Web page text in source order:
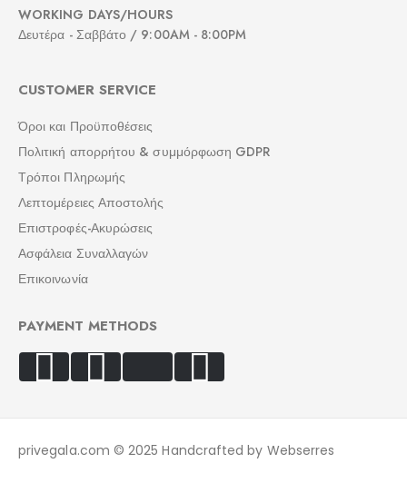
WORKING DAYS/HOURS
Δευτέρα - Σαββάτο / 9:00AM - 8:00PM
CUSTOMER SERVICE
Όροι και Προϋποθέσεις
Πολιτική απορρήτου & συμμόρφωση GDPR
Τρόποι Πληρωμής
Λεπτομέρειες Αποστολής
Επιστροφές-Ακυρώσεις
Ασφάλεια Συναλλαγών
Επικοινωνία
PAYMENT METHODS
privegala.com © 2025 Handcrafted by Webserres